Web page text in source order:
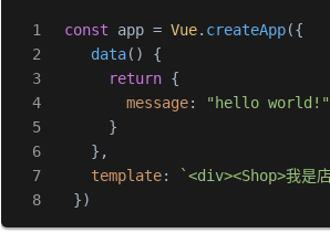
const app = Vue. createApp({
data( ) {
return {
message:
"hello world!"
      }
    },
template:
`<div><Shop>我是
  })